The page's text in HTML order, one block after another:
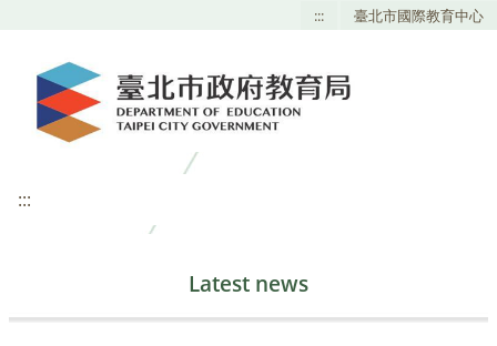
::: 臺北市國際教育中心
:::
Latest news